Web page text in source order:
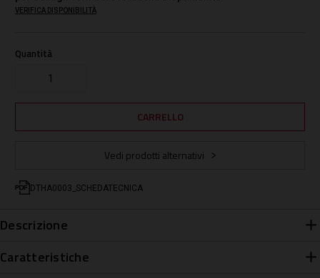
VERIFICA DISPONIBILITÀ
Quantità
Vedi prodotti alternativi
DTHA0003_SCHEDATECNICA
Descrizione
Caratteristiche